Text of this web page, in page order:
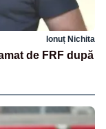
Ionuț Nichita
de FRF după